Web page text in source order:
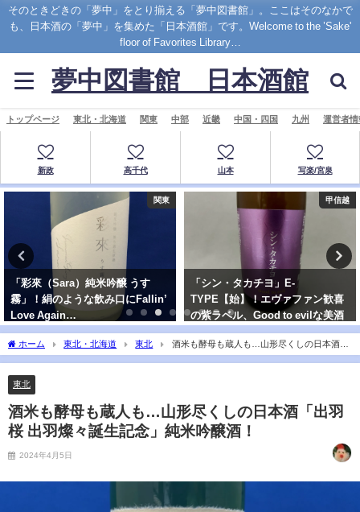
そのときどきの「夢中」をとり揃える「夢中図書館」。ここはそのなかで
も、日本酒の「夢中」を集めた「日本酒館」です。Welcome to the ’Sake'
floor of Favorites Library…
夢中図書館 日本酒館
トップページ 東北・北海道 関東 中部 近畿 中国・四国 九州 運営者情
新政 高千代 山本 写楽/宮泉
米吟醸 うす
み口にFallin’
「シン・タカチヨ」E-
TYPE【始】！エヴァファン歓喜
の紫ラベル、Good to evilな美酒
君は飼いならせ
戦的な日本酒、
「亜麻猫スパー
ホーム 東北・北海道 東北
酒米も酵母も蔵人も…山形尽くしの日本酒
「出羽桜 出羽燦々誕生記念」純米吟醸酒！
東北
酒米も酵母も蔵人も…山形尽くしの日本酒「出羽
桜 出羽燦々誕生記念」純米吟醸酒！
2024年4月5日